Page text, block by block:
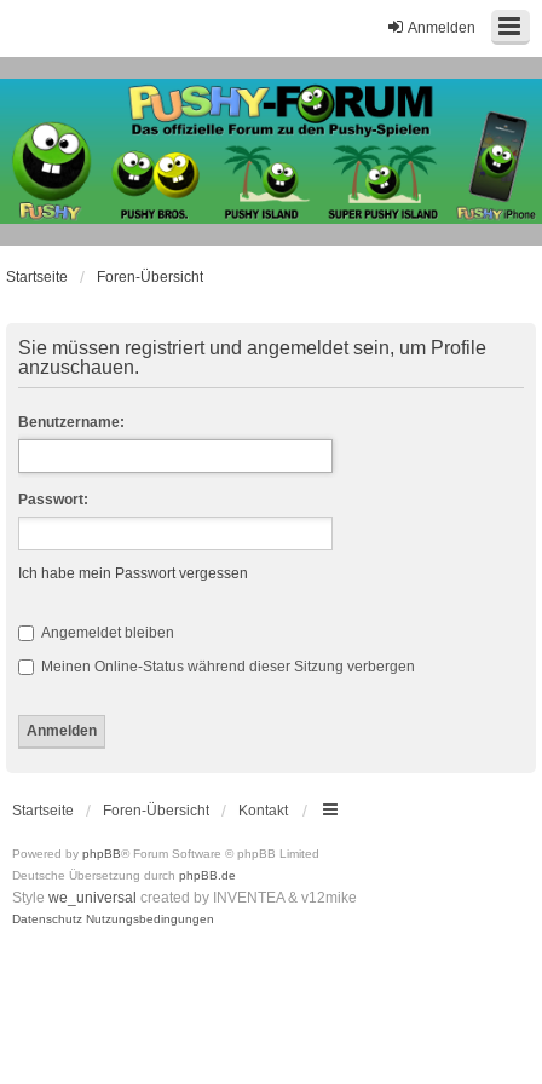
Anmelden
Startseite Foren-Übersicht
Sie müssen registriert und angemeldet sein, um Profile
anzuschauen.
Benutzername:
Passwort:
Ich habe mein Passwort vergessen
Angemeldet bleiben
Meinen Online-Status während dieser Sitzung verbergen
Startseite Foren-Übersicht Kontakt
Powered by phpBB® Forum Software © phpBB Limited
Deutsche Übersetzung durch phpBB.de
Style we_universal created by INVENTEA & v12mike
Datenschutz Nutzungsbedingungen